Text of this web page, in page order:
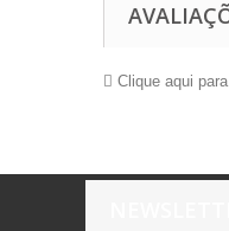
Clique aqui